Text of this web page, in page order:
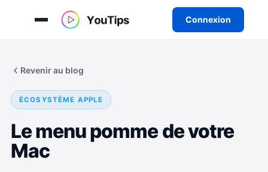
Connexion
Revenir au blog
ÉCOSYSTÈME APPLE
Le menu pomme de votre
Mac